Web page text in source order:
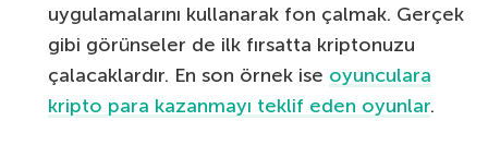
uygulamalarını kullanarak fon çalmak. Gerçek
gibi görünseler de ilk fırsatta kriptonuzu
çalacaklardır. En son örnek ise oyunculara
kripto para kazanmayı teklif eden oyunlar.